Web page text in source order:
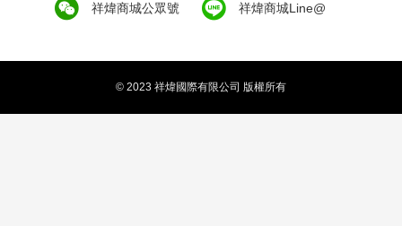
祥煒商城公眾號 祥煒商城Line@
© 2023 祥煒國際有限公司 版權所有